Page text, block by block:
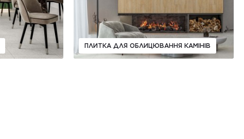
ПЛИТКА ДЛЯ ОБЛИЦЮВАННЯ КАМІНІВ